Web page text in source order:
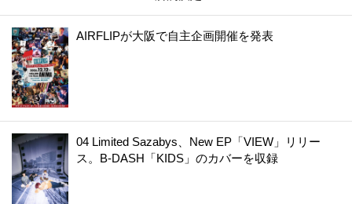
AIRFLIPが大阪で自主企画開催を発表
04 Limited Sazabys、New EP「VIEW」リリー
ス。B-DASH「KIDS」のカバーを収録